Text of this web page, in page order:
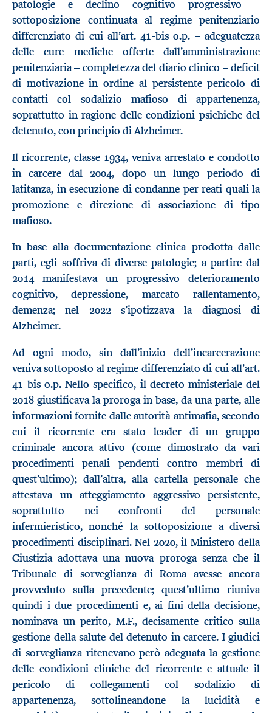
patologie e declino cognitivo progressivo –
sottoposizione continuata al regime penitenziario
differenziato di cui all’art. 41-bis o.p. – adeguatezza
delle cure mediche offerte dall’amministrazione
penitenziaria – completezza del diario clinico – deficit
di motivazione in ordine al persistente pericolo di
contatti col sodalizio mafioso di appartenenza,
soprattutto in ragione delle condizioni psichiche del
detenuto, con principio di Alzheimer.
Il ricorrente, classe 1934, veniva arrestato e condotto
in carcere dal 2004, dopo un lungo periodo di
latitanza, in esecuzione di condanne per reati quali la
promozione e direzione di associazione di tipo
mafioso.
In base alla documentazione clinica prodotta dalle
parti, egli soffriva di diverse patologie; a partire dal
2014 manifestava un progressivo deterioramento
cognitivo, depressione, marcato rallentamento,
demenza; nel 2022 s’ipotizzava la diagnosi di
Alzheimer.
Ad ogni modo, sin dall’inizio dell’incarcerazione
veniva sottoposto al regime differenziato di cui all’art.
41-bis o.p. Nello specifico, il decreto ministeriale del
2018 giustificava la proroga in base, da una parte, alle
informazioni fornite dalle autorità antimafia, secondo
cui il ricorrente era stato leader di un gruppo
criminale ancora attivo (come dimostrato da vari
procedimenti penali pendenti contro membri di
quest’ultimo); dall’altra, alla cartella personale che
attestava un atteggiamento aggressivo persistente,
soprattutto nei confronti del personale
infermieristico, nonché la sottoposizione a diversi
procedimenti disciplinari. Nel 2020, il Ministero della
Giustizia adottava una nuova proroga senza che il
Tribunale di sorveglianza di Roma avesse ancora
provveduto sulla precedente; quest’ultimo riuniva
quindi i due procedimenti e, ai fini della decisione,
nominava un perito, M.F., decisamente critico sulla
gestione della salute del detenuto in carcere. I giudici
di sorveglianza ritenevano però adeguata la gestione
delle condizioni cliniche del ricorrente e attuale il
pericolo di collegamenti col sodalizio di
appartenenza, sottolineandone la lucidità e